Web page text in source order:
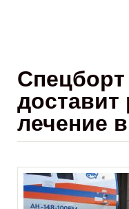
доставит
лечение